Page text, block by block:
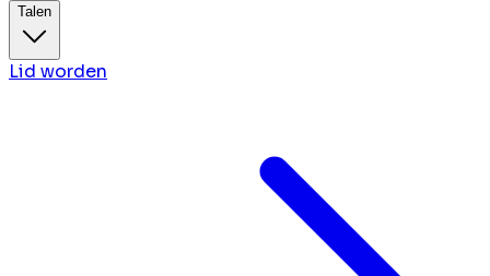
Talen
Lid worden